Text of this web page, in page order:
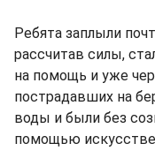
Ребята заплыли
рассчитав силы,
на помощь и уже
пострадавших на
воды и были без
помощью